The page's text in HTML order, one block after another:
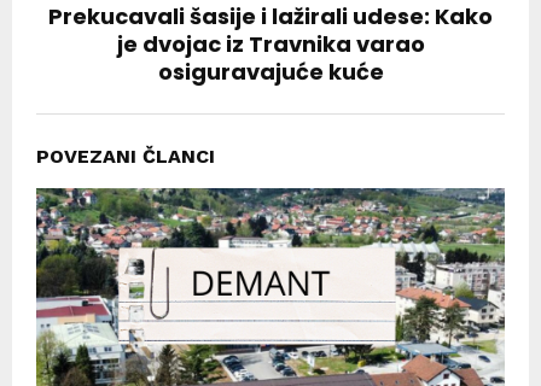
Prekucavali šasije i lažirali udese: Kako
je dvojac iz Travnika varao
osiguravajuće kuće
POVEZANI ČLANCI